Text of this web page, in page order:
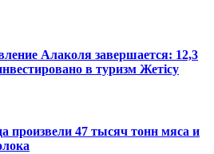
Алаколя завершается: 12,3
в туризм Жетісу
произвели 47 тысяч тонн мяса и